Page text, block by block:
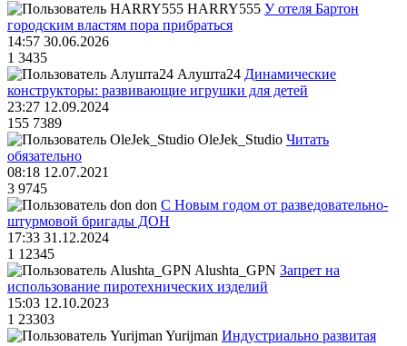
HARRY555 У отеля Бартон
городским властям пора прибраться
14:57 30.06.2026
1 3435
Алушта24 Динамические
конструкторы: развивающие игрушки для детей
23:27 12.09.2024
155 7389
OleJek_Studio Читать
обязательно
08:18 12.07.2021
3 9745
don С Новым годом от разведовательно-
штурмовой бригады ДОН
17:33 31.12.2024
1 12345
Alushta_GPN Запрет на
использование пиротехнических изделий
15:03 12.10.2023
1 23303
Yurijman Индустриально развитая